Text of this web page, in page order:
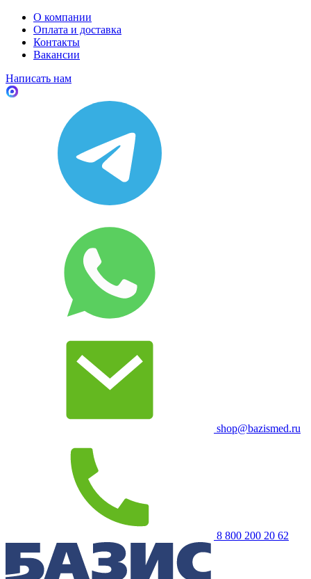
О компании
Оплата и доставка
Контакты
Вакансии
Написать нам
shop@bazismed.ru
8 800 200 20 62